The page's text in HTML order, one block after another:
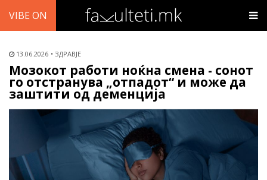
VIBE ON
13.06.2026 ЗДРАВЈЕ
Мозокот работи ноќна смена - сонот
го отстранува „отпадот“ и може да
заштити од деменција